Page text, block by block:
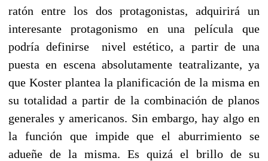
ratón entre los dos protagonistas, adquirirá un
interesante protagonismo en una película que
podría definirse
nivel estético, a partir de una
puesta en escena absolutamente teatralizante, ya
que Koster plantea la planificación de la misma en
su totalidad a partir de la combinación de planos
generales y americanos. Sin embargo, hay algo en
la función que impide que el aburrimiento se
adueñe de la misma. Es quizá el brillo de su